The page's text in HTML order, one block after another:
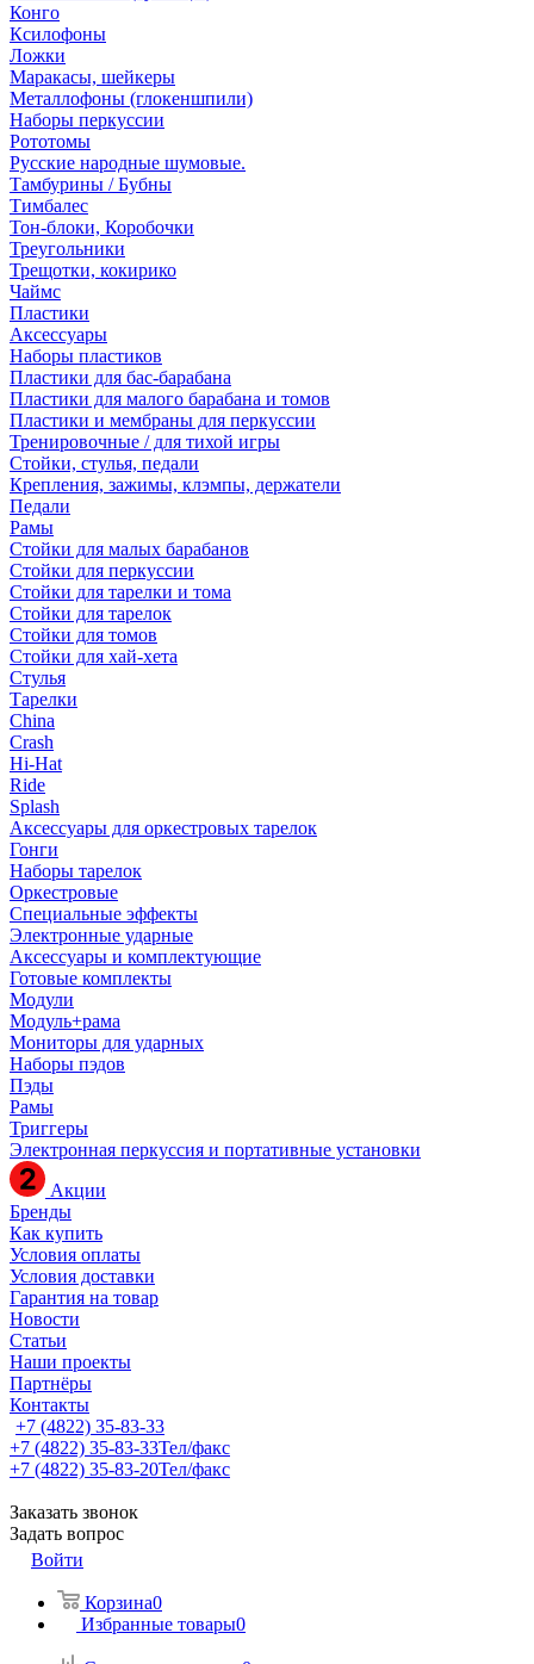
Конго
Ксилофоны
Ложки
Маракасы, шейкеры
Металлофоны (глокеншпили)
Наборы перкуссии
Рототомы
Русские народные шумовые.
Тамбурины / Бубны
Тимбалес
Тон-блоки, Коробочки
Треугольники
Трещотки, кокирико
Чаймс
Пластики
Аксессуары
Наборы пластиков
Пластики для бас-барабана
Пластики для малого барабана и томов
Пластики и мембраны для перкуссии
Тренировочные / для тихой игры
Стойки, стулья, педали
Крепления, зажимы, клэмпы, держатели
Педали
Рамы
Стойки для малых барабанов
Стойки для перкуссии
Стойки для тарелки и тома
Стойки для тарелок
Стойки для томов
Стойки для хай-хета
Стулья
Тарелки
China
Crash
Hi-Hat
Ride
Splash
Аксессуары для оркестровых тарелок
Гонги
Наборы тарелок
Оркестровые
Специальные эффекты
Электронные ударные
Аксессуары и комплектующие
Готовые комплекты
Модули
Модуль+рама
Мониторы для ударных
Наборы пэдов
Пэды
Рамы
Триггеры
Электронная перкуссия и портативные установки
Акции
Бренды
Как купить
Условия оплаты
Условия доставки
Гарантия на товар
Новости
Статьи
Наши проекты
Партнёры
Контакты
+7 (4822) 35-83-33
+7 (4822) 35-83-33Тел/факс
+7 (4822) 35-83-20Тел/факс
Заказать звонок
Задать вопрос
Войти
Корзина0
Избранные товары0